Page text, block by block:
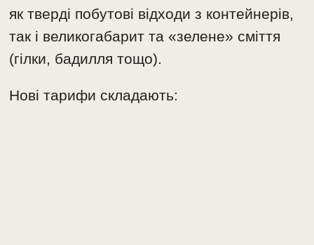
як тверді побутові відходи з контейнерів,
так і великогабарит та «зелене» сміття
(гілки, бадилля тощо).
Нові тарифи складають: